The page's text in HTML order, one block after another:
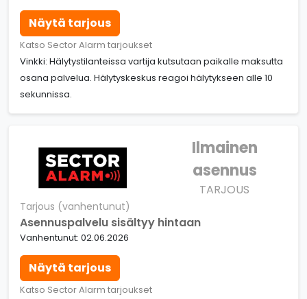
Näytä tarjous
Katso Sector Alarm tarjoukset
Vinkki: Hälytystilanteissa vartija kutsutaan paikalle maksutta
osana palvelua. Hälytyskeskus reagoi hälytykseen alle 10
sekunnissa.
Ilmainen
asennus
TARJOUS
Tarjous (vanhentunut)
Asennuspalvelu sisältyy hintaan
Vanhentunut: 02.06.2026
Näytä tarjous
Katso Sector Alarm tarjoukset